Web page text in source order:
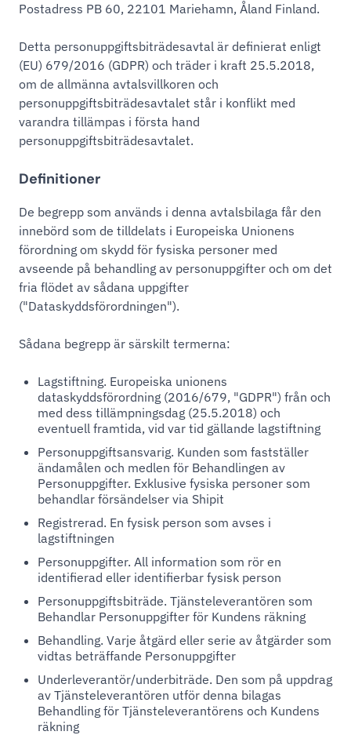
Postadress PB 60, 22101 Mariehamn, Åland Finland.
Detta personuppgiftsbiträdesavtal är definierat enligt
(EU) 679/2016 (GDPR) och träder i kraft 25.5.2018,
om de allmänna avtalsvillkoren och
personuppgiftsbiträdesavtalet står i konflikt med
varandra tillämpas i första hand
personuppgiftsbiträdesavtalet.
Definitioner
De begrepp som används i denna avtalsbilaga får den
innebörd som de tilldelats i Europeiska Unionens
förordning om skydd för fysiska personer med
avseende på behandling av personuppgifter och om det
fria flödet av sådana uppgifter
("Dataskyddsförordningen").
Sådana begrepp är särskilt termerna:
Lagstiftning. Europeiska unionens
dataskyddsförordning (2016/679, "GDPR") från och
med dess tillämpningsdag (25.5.2018) och
eventuell framtida, vid var tid gällande lagstiftning
Personuppgiftsansvarig. Kunden som fastställer
ändamålen och medlen för Behandlingen av
Personuppgifter. Exklusive fysiska personer som
behandlar försändelser via Shipit
Registrerad. En fysisk person som avses i
lagstiftningen
Personuppgifter. All information som rör en
identifierad eller identifierbar fysisk person
Personuppgiftsbiträde. Tjänsteleverantören som
Behandlar Personuppgifter för Kundens räkning
Behandling. Varje åtgärd eller serie av åtgärder som
vidtas beträffande Personuppgifter
Underleverantör/underbiträde. Den som på uppdrag
av Tjänsteleverantören utför denna bilagas
Behandling för Tjänsteleverantörens och Kundens
räkning